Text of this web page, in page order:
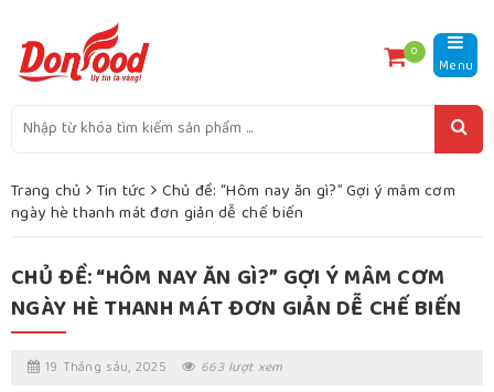
0
Menu
Trang chủ Tin tức Chủ đề: “Hôm nay ăn gì?” Gợi ý mâm cơm
ngày hè thanh mát đơn giản dễ chế biến
CHỦ ĐỀ: “HÔM NAY ĂN GÌ?” GỢI Ý MÂM CƠM
NGÀY HÈ THANH MÁT ĐƠN GIẢN DỄ CHẾ BIẾN
19 Tháng sáu, 2025 663 lượt xem